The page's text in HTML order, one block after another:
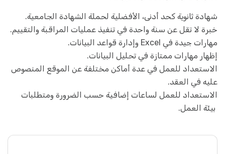
شهادة ثانوية كحد أدنى، الأفضلية لحملة الشهادة الجامعية.
خبرة لا تقل عن سنة واحدة في تنفيذ عمليات المراقبة والتقييم.
مهارات جيدة في Excel وإدارة قواعد البيانات.
إظهار مهارات ممتازة في تحليل البيانات.
الاستعداد للعمل في عدة أماكن مختلفة عن الموقع المنصوص
عليه في العقد.
الاستعداد للعمل لساعات إضافية حسب الضرورة ومتطلبات
بيئة العمل.